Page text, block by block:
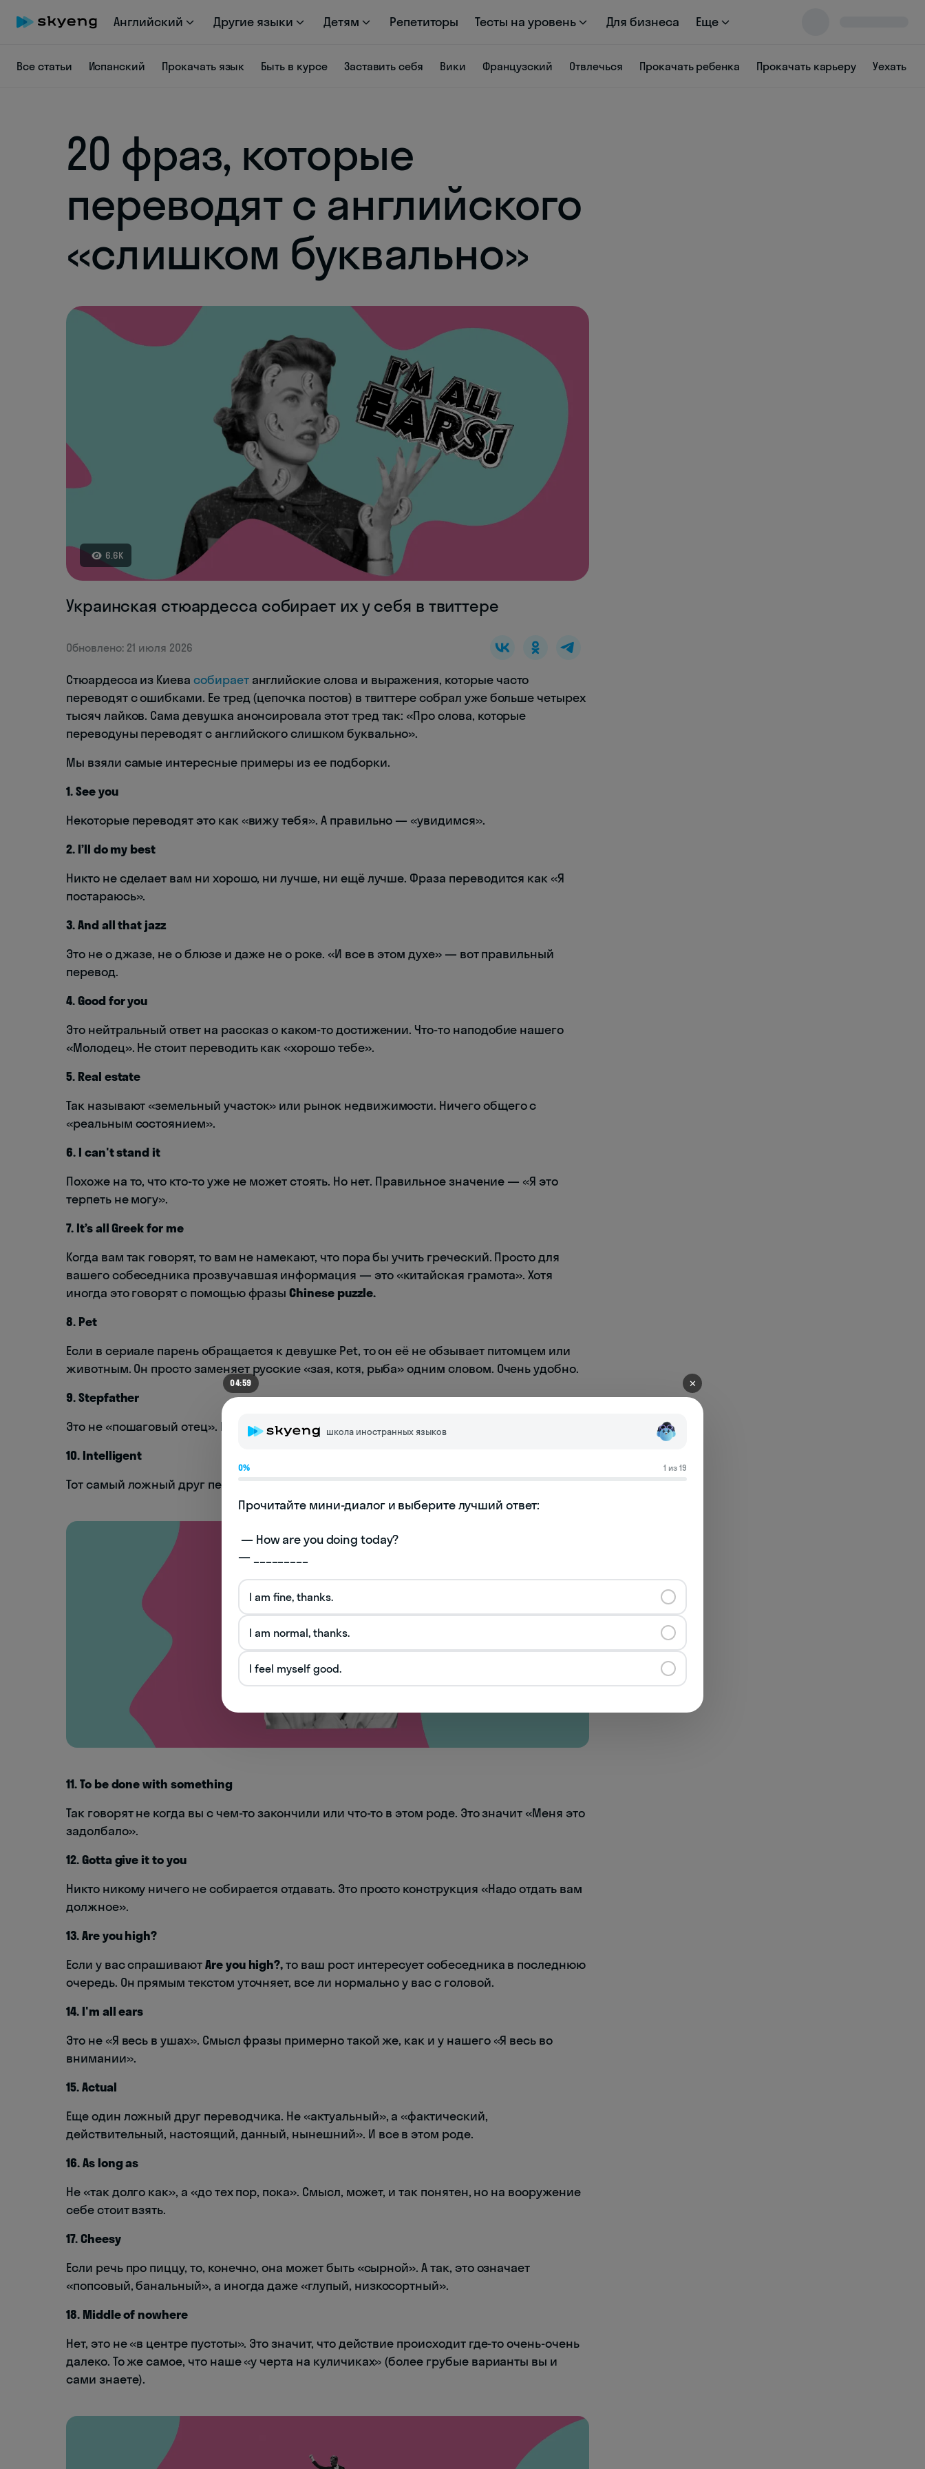
Английский Другие языки Детям Репетиторы Тесты на уровень Для бизнеса Еще
Все статьи Испанский Прокачать язык Быть в курсе Заставить себя Вики Французский Отвлечься Прокачать ребенка Прокачать карьеру Уехать
20 фраз, которые
переводят с английского
«слишком буквально»
6.6K
Украинская стюардесса собирает их у себя в твиттере
Обновлено: 21 июля 2026
Стюардесса из Киева собираетанглийские слова и выражения, которые часто
переводят с ошибками. Ее тред (цепочка постов) в твиттере собрал уже больше четырех
тысяч лайков. Сама девушка анонсировала этот тред так: «Про слова, которые
переводуны переводят с английского слишком буквально».
Мы взяли самые интересные примеры из ее подборки.
1. See you
Некоторые переводят это как «вижу тебя». А правильно — «увидимся».
2. I’ll do my best
Никто не сделает вам ни хорошо, ни лучше, ни ещё лучше. Фраза переводится как «Я
постараюсь».
3. And all that jazz
Это не о джазе, не о блюзе и даже не о роке. «И все в этом духе» — вот правильный
перевод.
4. Good for you
Это нейтральный ответ на рассказ о каком-то достижении. Что-то наподобие нашего
«Молодец». Не стоит переводить как «хорошо тебе».
5. Real estate
Так называют «земельный участок» или рынок недвижимости. Ничего общего с
«реальным состоянием».
6. I can't stand it
Похоже на то, что кто-то уже не может стоять. Но нет. Правильное значение — «Я это
терпеть не могу».
7. It’s all Greek for me
Когда вам так говорят, то вам не намекают, что пора бы учить греческий. Просто для
вашего собеседника прозвучавшая информация — это «китайская грамота». Хотя
иногда это говорят с помощью фразыChinese puzzle.
8. Pet
Если в сериале парень обращается к девушке Pet, то он её не обзывает питомцем или
животным. Он просто заменяет русские «зая, котя, рыба» одним словом. Очень удобно.
9. Stepfather
Это не «пошаговый отец». Не обижайте «отчима».
10. Intelligent
Тот самый ложный друг переводчика. Это не «интеллигентный», а «умный».
11. To be done with something
Так говорят не когда вы с чем-то закончили или что-то в этом роде. Это значит «Меня это
задолбало».
12. Gotta give it to you
Никто никому ничего не собирается отдавать. Это просто конструкция «Надо отдать вам
должное».
13. Are you high?
Если у вас спрашиваютAre you high?,то ваш рост интересует собеседника в последнюю
очередь. Он прямым текстом уточняет, все ли нормально у вас с головой.
14. I'm all ears
Это не «Я весь в ушах». Смысл фразы примерно такой же, как и у нашего «Я весь во
внимании».
15. Actual
Еще один ложный друг переводчика. Не «актуальный», а «фактический,
действительный, настоящий, данный, нынешний». И все в этом роде.
16. As long as
Не «так долго как», а «до тех пор, пока». Смысл, может, и так понятен, но на вооружение
себе стоит взять.
17. Cheesy
Если речь про пиццу, то, конечно, она может быть «сырной». А так, это означает
«попсовый, банальный», а иногда даже «глупый, низкосортный».
18. Middle of nowhere
Нет, это не «в центре пустоты». Это значит, что действие происходит где-то очень-очень
далеко. То же самое, что наше «у черта на куличиках» (более грубые варианты вы и
сами знаете).
04:59 ✕
школа иностранных языков
0% 1 из 19
Прочитайте мини-диалог и выберите лучший ответ:
— _________
I am fine, thanks.
I am normal, thanks.
I feel myself good.